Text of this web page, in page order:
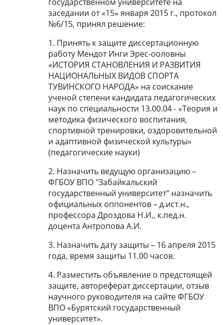
государственном университете на
заседании от «15» января 2015 г., протокол
№6/15, принял решение:
1. Принять к защите диссертационную
работу Мендот Инги Эрес-ооловны
«ИСТОРИЯ СТАНОВЛЕНИЯ И РАЗВИТИЯ
НАЦИОНАЛЬНЫХ ВИДОВ СПОРТА
ТУВИНСКОГО НАРОДА» на соискание
ученой степени кандидата педагогических
наук по специальности 13.00.04 - «Теория и
методика физического воспитания,
спортивной тренировки, оздоровительной
и адаптивной физической культуры»
(педагогические науки)
2. Назначить ведущую организацию –
ФГБОУ ВПО "Забайкальский
государственный университет" назначить
официальных оппонентов – д.ист.н.,
профессора Дроздова Н.И., к.пед.н.
доцента Антропова А.И.
3. Назначить дату защиты – 16 апреля 2015
года, время защиты 11.00 часов.
4. Разместить объявление о предстоящей
защите, автореферат диссертации, отзыв
научного руководителя на сайте ФГБОУ
ВПО «Бурятский государственный
университет».